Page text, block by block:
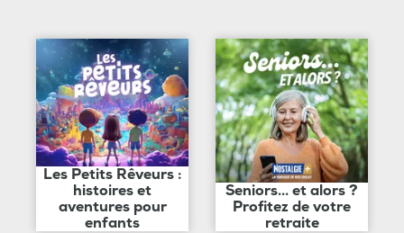
Les Petits Rêveurs :
histoires et
aventures pour
enfants
Seniors... et alors ?
Profitez de votre
retraite